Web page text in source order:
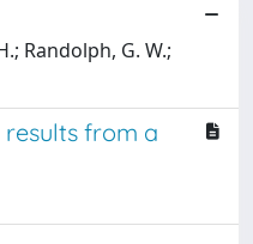
Randolph, G. W.;
from a